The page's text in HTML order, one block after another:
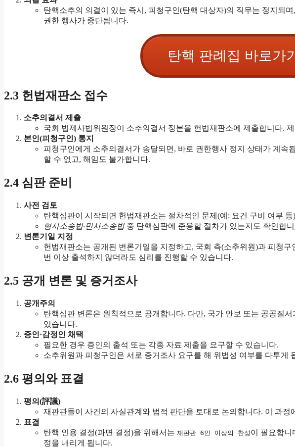
탄핵소추의 의결이 있는 즉시, 피청구인(탄핵 대상자)의 직무는 정지되
권한 행사가 중단됩니다.
탄핵 판례집 바로가
2.3 헌법재판소 접수
소추의결서 제출
국회 법제사법위원장이 소추의결서 정본을 헌법재판소에 제출합니다.
본인(피청구인) 통지
피청구인에게 소추의결서가 송달되면, 바로 권한행사 정지 상태가 계속
할 수 없고, 해임도 불가합니다.
2.4 심판 준비
사전 검토
탄핵심판이 시작되면 헌법재판소는 절차적인 문제(예: 요건 구비 여부
형사소송법·민사소송법중 탄핵심판에 준용할 절차가 있는지도 확인합니
변론기일 지정
헌법재판소는 공개된 변론기일을 지정하고, 국회 측(소추위원)과 피청
번 이상 출석하지 않더라도 심리를 진행할 수 있습니다.
2.5 공개 변론 및 증거조사
공개주의
탄핵심판 변론은 원칙적으로 공개합니다. 다만, 국가 안보 또는 공공질
있습니다.
증인·감정인 채택
필요한 경우 증인의 출석 또는 각종 자료 제출을 요구할 수 있습니다.
소추위원과 피청구인은 서로 증거조사 요구를 해 위법성 여부를 다투게
2.6 평의와 표결
평의(評議)
재판관들이 사건의 사실관계와 법적 판단을 토대로 논의합니다. 이 과정
표결
탄핵 인용 결정(파면 결정)을 위해서는 재판관 6인 이상의 찬성 이 필요합니
정을 내리게 됩니다.